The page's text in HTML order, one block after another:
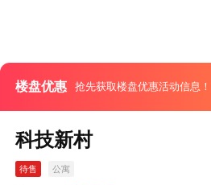
楼盘优惠 抢先获取楼盘优惠活动信息！
科技新村
待售 公寓